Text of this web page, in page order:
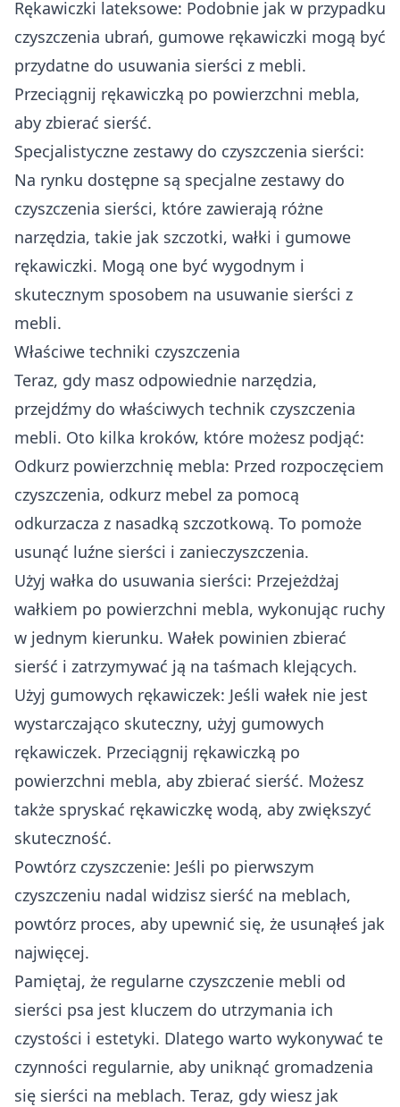
Rękawiczki lateksowe: Podobnie jak w przypadku
czyszczenia ubrań, gumowe rękawiczki mogą być
przydatne do usuwania sierści z mebli.
Przeciągnij rękawiczką po powierzchni mebla,
aby zbierać sierść.
Specjalistyczne zestawy do czyszczenia sierści:
Na rynku dostępne są specjalne zestawy do
czyszczenia sierści, które zawierają różne
narzędzia, takie jak szczotki, wałki i gumowe
rękawiczki. Mogą one być wygodnym i
skutecznym sposobem na usuwanie sierści z
mebli.
Właściwe techniki czyszczenia
Teraz, gdy masz odpowiednie narzędzia,
przejdźmy do właściwych technik czyszczenia
mebli. Oto kilka kroków, które możesz podjąć:
Odkurz powierzchnię mebla: Przed rozpoczęciem
czyszczenia, odkurz mebel za pomocą
odkurzacza z nasadką szczotkową. To pomoże
usunąć luźne sierści i zanieczyszczenia.
Użyj wałka do usuwania sierści: Przejeżdżaj
wałkiem po powierzchni mebla, wykonując ruchy
w jednym kierunku. Wałek powinien zbierać
sierść i zatrzymywać ją na taśmach klejących.
Użyj gumowych rękawiczek: Jeśli wałek nie jest
wystarczająco skuteczny, użyj gumowych
rękawiczek. Przeciągnij rękawiczką po
powierzchni mebla, aby zbierać sierść. Możesz
także spryskać rękawiczkę wodą, aby zwiększyć
skuteczność.
Powtórz czyszczenie: Jeśli po pierwszym
czyszczeniu nadal widzisz sierść na meblach,
powtórz proces, aby upewnić się, że usunąłeś jak
najwięcej.
Pamiętaj, że regularne czyszczenie mebli od
sierści psa jest kluczem do utrzymania ich
czystości i estetyki. Dlatego warto wykonywać te
czynności regularnie, aby uniknąć gromadzenia
się sierści na meblach. Teraz, gdy wiesz jak